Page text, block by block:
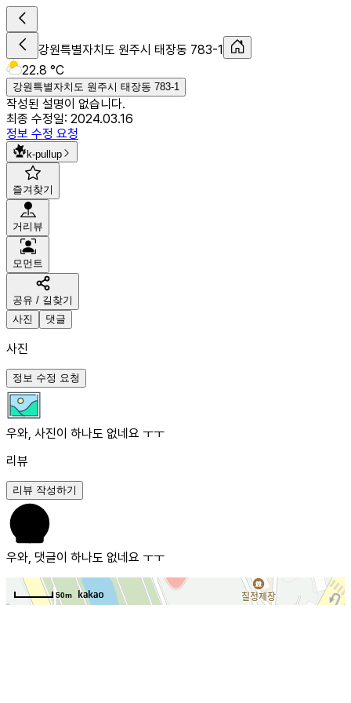
강원특별자치도 원주시 태장동 783-1
22.8 °C
강원특별자치도 원주시 태장동 783-1
작성된 설명이 없습니다.
최종 수정일: 2024.03.16
정보 수정 요청
k-pullup
즐겨찾기
거리뷰
모먼트
공유 / 길찾기
사진
댓글
사진
정보 수정 요청
우와, 사진이 하나도 없네요 ㅜㅜ
리뷰
리뷰 작성하기
우와, 댓글이 하나도 없네요 ㅜㅜ
50m